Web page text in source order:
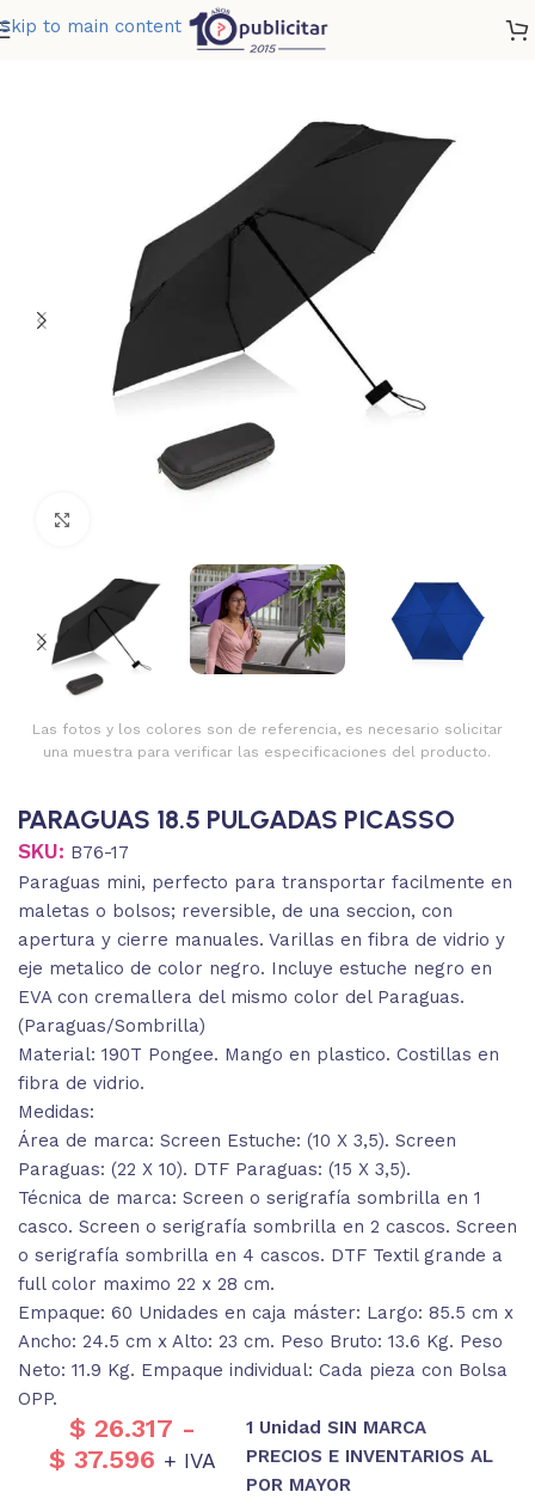
Skip to main content
PARAGUAS 18.5 PULGADAS PICASSO
Las fotos y los colores son de referencia, es necesario solicitar
una muestra para verificar las especificaciones del producto.
PARAGUAS 18.5 PULGADAS PICASSO
SKU: B76-17
Paraguas mini, perfecto para transportar facilmente en
maletas o bolsos; reversible, de una seccion, con
apertura y cierre manuales. Varillas en fibra de vidrio y
eje metalico de color negro. Incluye estuche negro en
EVA con cremallera del mismo color del Paraguas.
(Paraguas/Sombrilla)
Material: 190T Pongee. Mango en plastico. Costillas en
fibra de vidrio.
Medidas:
Área de marca: Screen Estuche: (10 X 3,5). Screen
Paraguas: (22 X 10). DTF Paraguas: (15 X 3,5).
Técnica de marca: Screen o serigrafía sombrilla en 1
casco. Screen o serigrafía sombrilla en 2 cascos. Screen
o serigrafía sombrilla en 4 cascos. DTF Textil grande a
full color maximo 22 x 28 cm.
Empaque: 60 Unidades en caja máster: Largo: 85.5 cm x
Ancho: 24.5 cm x Alto: 23 cm. Peso Bruto: 13.6 Kg. Peso
Neto: 11.9 Kg. Empaque individual: Cada pieza con Bolsa
OPP.
$ 26.317 -
$ 37.596 + IVA
1 Unidad SIN MARCA
PRECIOS E INVENTARIOS AL
POR MAYOR